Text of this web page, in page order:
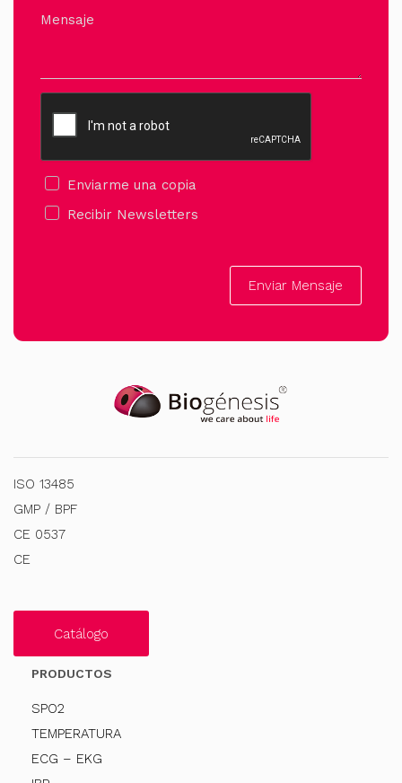
Mensaje
Enviarme una copia
Recibir Newsletters
Enviar Mensaje
ISO 13485
GMP / BPF
CE 0537
CE
Catálogo
PRODUCTOS
SPO2
TEMPERATURA
ECG – EKG